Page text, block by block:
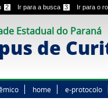
2 Ir para a busca 3 Ir para o
Estadual do Paraná
de
home e-protocolo